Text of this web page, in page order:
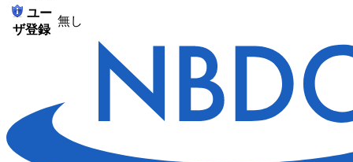
ユー
ザ登録
無し